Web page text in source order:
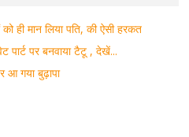
ही मान लिया पति, की ऐसी हरकत
पर बनवाया टैटू , देखें...
आ गया बुढ़ापा